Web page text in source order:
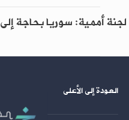
لجنة أممية: سوريا بحاجة
العودة إلى الأعلى